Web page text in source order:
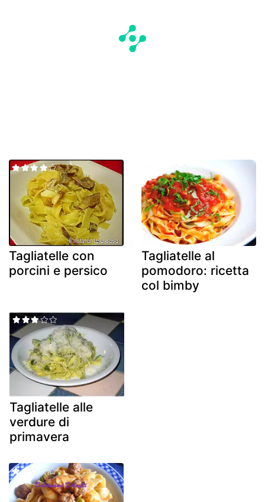
Tagliatelle con
porcini e persico
Tagliatelle al
pomodoro: ricetta
col bimby
Tagliatelle alle
verdure di
primavera